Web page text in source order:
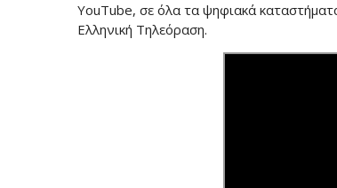
YouTube, σε όλα τα ψηφιακά
Ελληνική Τηλεόραση.